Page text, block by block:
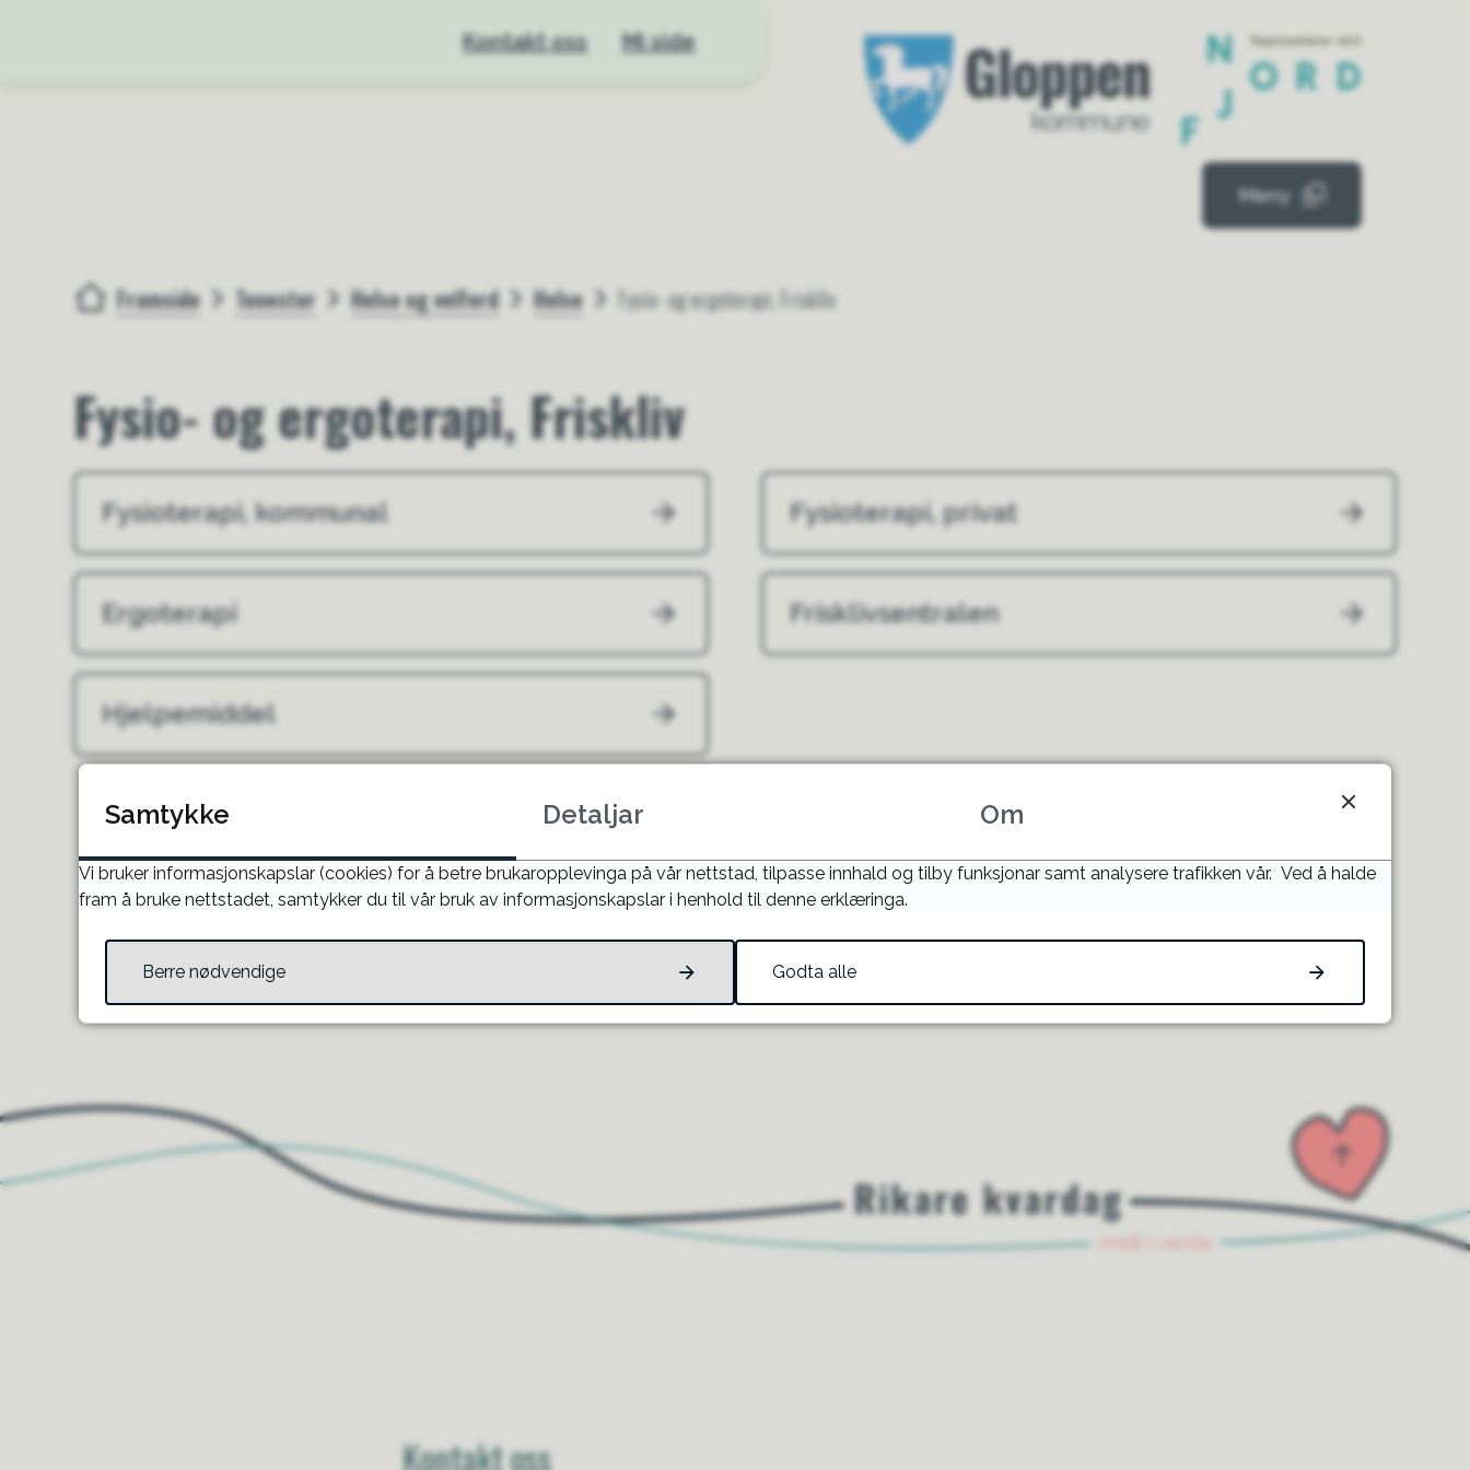
Kontakt oss Mi side
Meny
Du er her:Framside Tenester Helse og velferd Helse Fysio- og ergoterapi, Friskliv
Fysio- og ergoterapi, Friskliv
Fysioterapi, kommunal Fysioterapi, privat
Ergoterapi Frisklivsentralen
Hjelpemiddel
Til toppen
Kontakt oss
Samtykke Detaljar Om
Vi bruker informasjonskapslar (cookies) for å betre brukaropplevinga på vår nettstad, tilpasse innhald og tilby funksjonar samt analysere trafikken vår. Ved å halde
fram å bruke nettstadet, samtykker du til vår bruk av informasjonskapslar i henhold til denne erklæringa.
Berre nødvendige Godta alle